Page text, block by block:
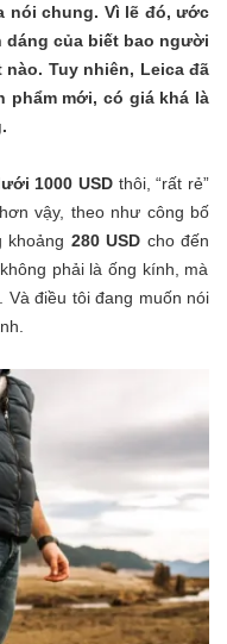
nói chung. Vì lẽ đó, ước
của biết bao người
Tuy nhiên, Leica đã
phẩm mới, có giá khá là
1000 USD thôi, “rất rẻ”
vậy, theo như công bố
khoảng 280 USD cho đến
phải là ống kính, mà
Và điều tôi đang muốn nói